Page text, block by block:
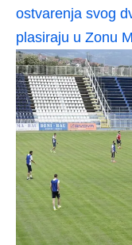
ostvarenja svog
plasiraju u Zonu